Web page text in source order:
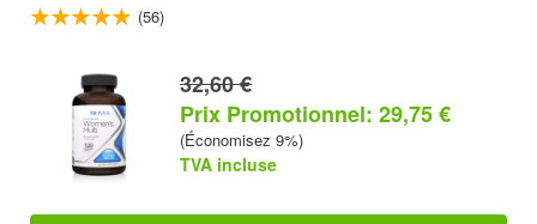
(56)
32,60 €
Prix Promotionnel: 29,75 €
(Économisez 9%)
TVA incluse